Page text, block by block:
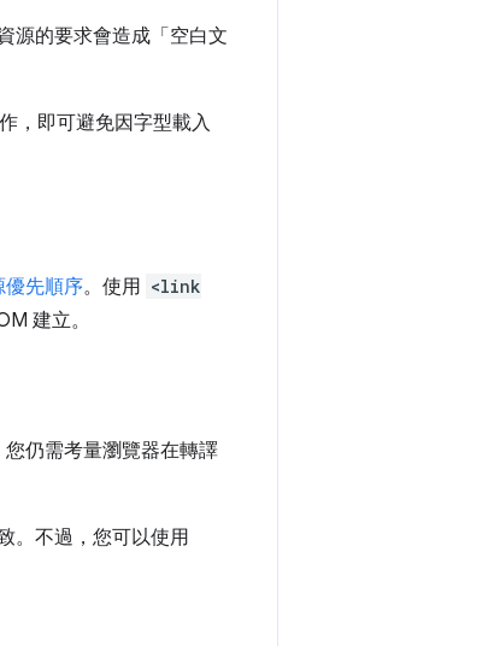
源的要求會造成「空白文
，即可避免因字型載入
優先順序。使用 <link
建立。
仍需考量瀏覽器在轉譯
。不過，您可以使用